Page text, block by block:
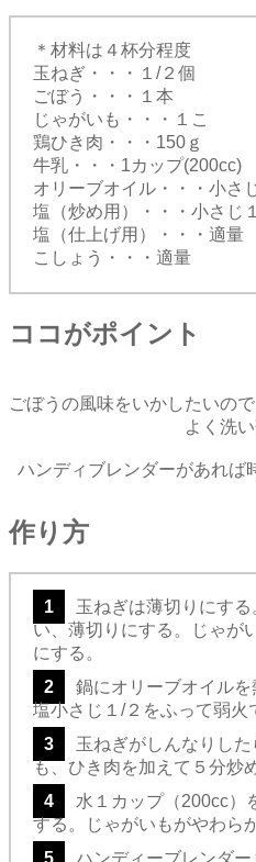
＊材料は４杯分程度
玉ねぎ・・・１/２個
ごぼう・・・１本
じゃがいも・・・１こ
鶏ひき肉・・・150ｇ
牛乳・・・1カップ(200cc)
オリーブオイル・・・小さ
塩（炒め用）・・・小さじ
塩（仕上げ用）・・・適量
こしょう・・・適量
ココがポイント
ごぼうの風味をいかしたいの
よく洗い
ハンディブレンダーがあれば
作り方
1
玉ねぎは薄切りにす
い、薄切りにする。じゃが
にする。
2
鍋にオリーブオイルを
塩小さじ１/２をふって弱火
3
玉ねぎがしんなりし
も、ひき肉を加えて５分炒
4
水１カップ（200cc）
する。じゃがいもがやわら
5
ハンディーブレンダ